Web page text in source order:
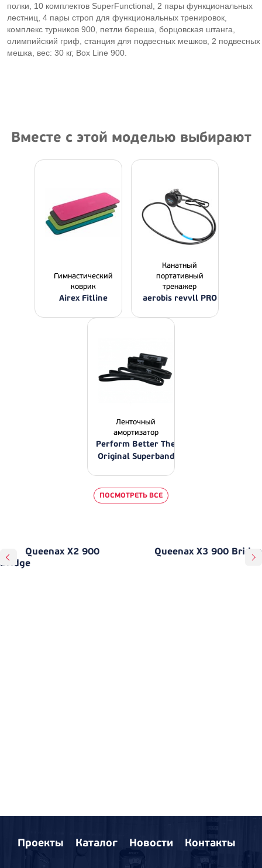
полки, 10 комплектов SuperFunctional, 2 пары функциональных
лестниц, 4 пары строп для функциональных тренировок,
комплекс турников 900, петли береша, борцовская штанга,
олимпийский гриф, станция для подвесных мешков, 2 подвесных
мешка, вес: 30 кг, Box Line 900.
Вместе с этой моделью выбирают
Гимнастический
коврик
Airex Fitline
Канатный
портативный
тренажер
aerobis revvll PRO
Ленточный
амортизатор
Perform Better The
Original Superband
ПОСМОТРЕТЬ ВСЕ
Queenax X2 900
Bridge
Queenax X3 900 Bridge
Проекты Каталог Новости Контакты